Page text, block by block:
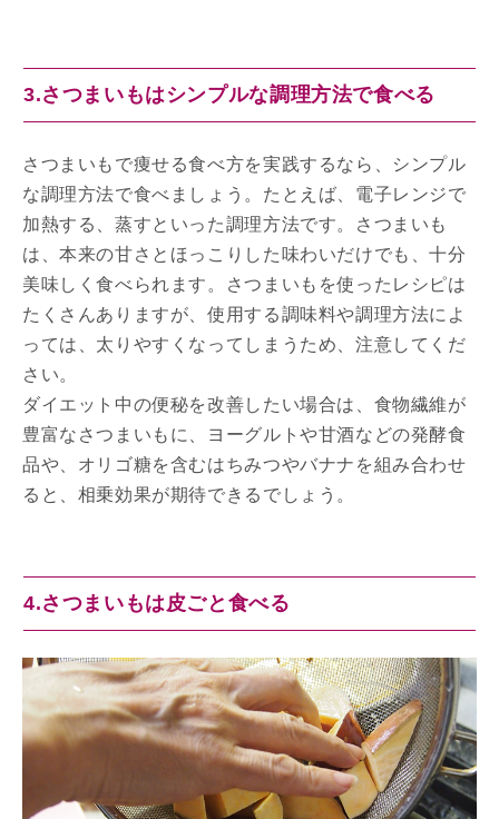
3.さつまいもはシンプルな調理方法で食べる
さつまいもで痩せる食べ方を実践するなら、シンプル
な調理方法で食べましょう。たとえば、電子レンジで
加熱する、蒸すといった調理方法です。さつまいも
は、本来の甘さとほっこりした味わいだけでも、十分
美味しく食べられます。さつまいもを使ったレシピは
たくさんありますが、使用する調味料や調理方法によ
っては、太りやすくなってしまうため、注意してくだ
さい。
ダイエット中の便秘を改善したい場合は、食物繊維が
豊富なさつまいもに、ヨーグルトや甘酒などの発酵食
品や、オリゴ糖を含むはちみつやバナナを組み合わせ
ると、相乗効果が期待できるでしょう。
4.さつまいもは皮ごと食べる